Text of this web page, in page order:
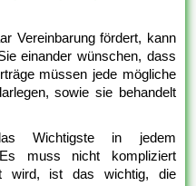
Vereinbarung fördert, kann
einander wünschen, dass
müssen jede mögliche
sowie sie behandelt
Wichtigste in jedem
Es muss nicht kompliziert
wird, ist das wichtig, die